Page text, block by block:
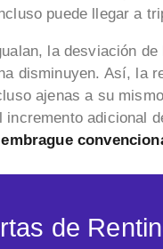
puede llegar a
la desviación
disminuyen. Así, la
ajenas a su
adicional
de